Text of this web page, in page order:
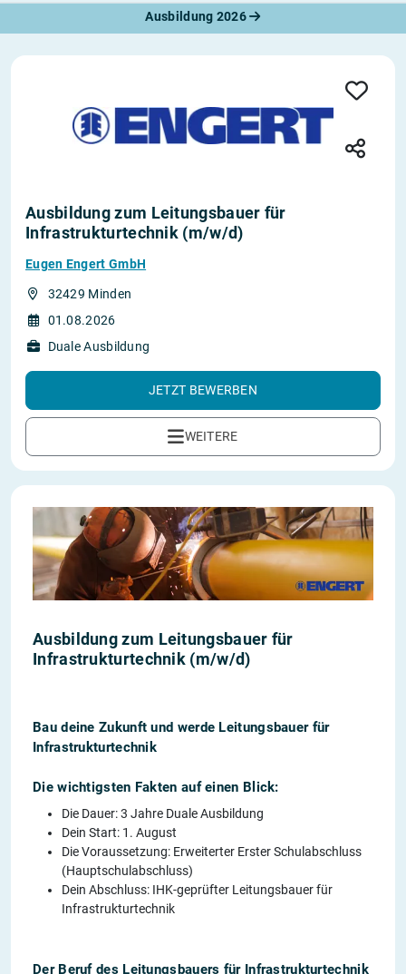
Ausbildung 2026
Ausbildung zum Leitungsbauer für
Infrastrukturtechnik (m/w/d)
Eugen Engert GmbH
32429 Minden
01.08.2026
Duale Ausbildung
JETZT BEWERBEN
WEITERE
Ausbildung zum Leitungsbauer für
Infrastrukturtechnik (m/w/d)
Bau deine Zukunft und werde Leitungsbauer für
Infrastrukturtechnik
Die wichtigsten Fakten auf einen Blick:
Die Dauer: 3 Jahre Duale Ausbildung
Dein Start: 1. August
Die Voraussetzung: Erweiterter Erster Schulabschluss
(Hauptschulabschluss)
Dein Abschluss: IHK-geprüfter Leitungsbauer für
Infrastrukturtechnik
Der Beruf des Leitungsbauers für Infrastrukturtechnik